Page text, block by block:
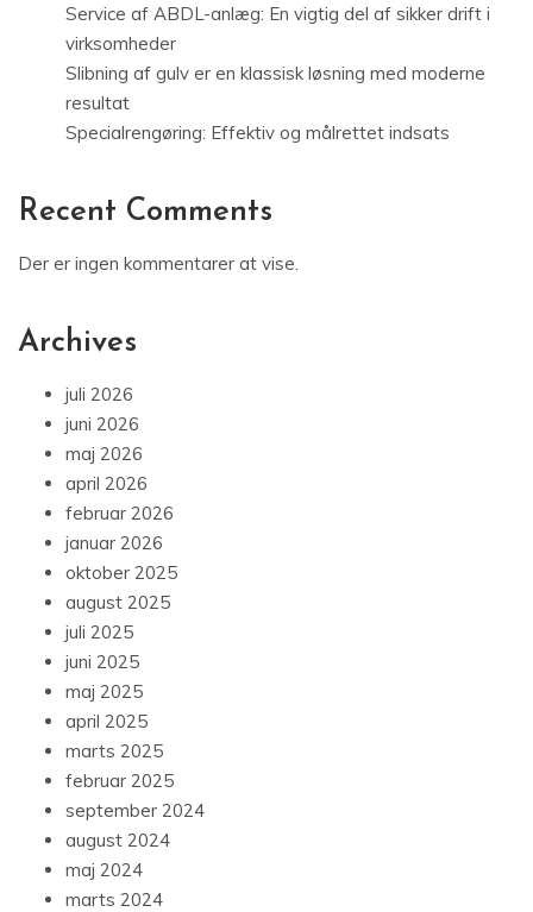
Service af ABDL-anlæg: En vigtig del af sikker drift i
virksomheder
Slibning af gulv er en klassisk løsning med moderne
resultat
Specialrengøring: Effektiv og målrettet indsats
Recent Comments
Der er ingen kommentarer at vise.
Archives
juli 2026
juni 2026
maj 2026
april 2026
februar 2026
januar 2026
oktober 2025
august 2025
juli 2025
juni 2025
maj 2025
april 2025
marts 2025
februar 2025
september 2024
august 2024
maj 2024
marts 2024